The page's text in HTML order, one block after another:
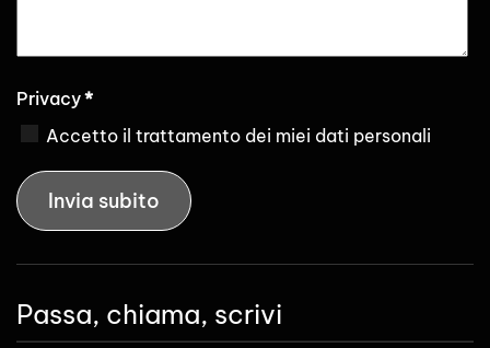
Privacy*
Accetto il trattamento dei miei dati personali
Invia subito
Passa, chiama, scrivi